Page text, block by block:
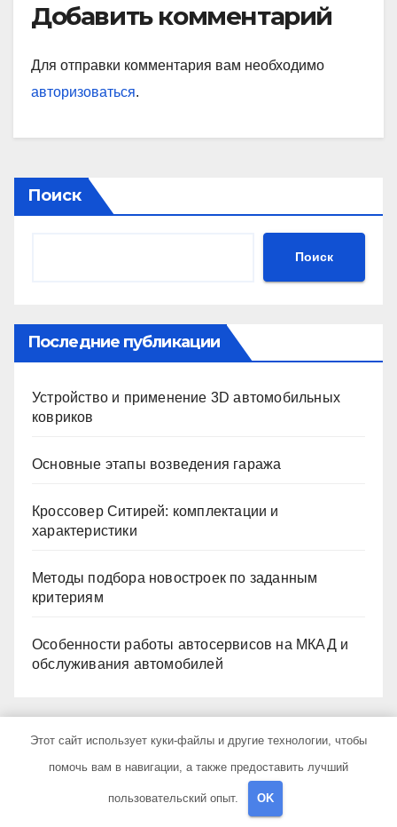
Добавить комментарий
Для отправки комментария вам необходимо
авторизоваться.
Поиск
Поиск
Последние публикации
Устройство и применение 3D автомобильных
ковриков
Основные этапы возведения гаража
Кроссовер Ситирей: комплектации и
характеристики
Методы подбора новостроек по заданным
критериям
Особенности работы автосервисов на МКАД и
обслуживания автомобилей
Архив
Этот сайт использует куки-файлы и другие технологии, чтобы
помочь вам в навигации, а также предоставить лучший
пользовательский опыт. OK